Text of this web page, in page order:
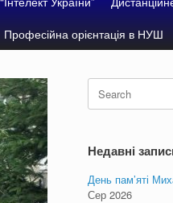
Професійна орієнтація в НУШ
Search
for:
Недавні
День пам’яті
Сер 2026